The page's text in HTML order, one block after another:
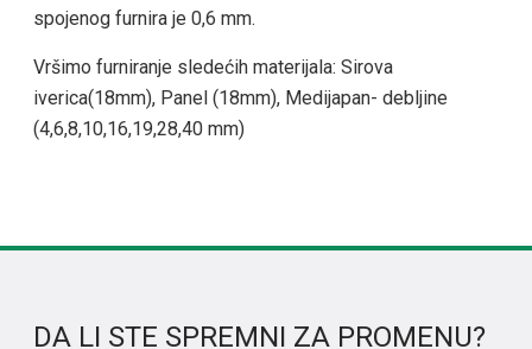
spojenog furnira je 0,6 mm.
Vršimo furniranje sledećih materijala: Sirova
iverica(18mm), Panel (18mm), Medijapan- debljine
(4,6,8,10,16,19,28,40 mm)
DA LI STE SPREMNI ZA PROMENU?